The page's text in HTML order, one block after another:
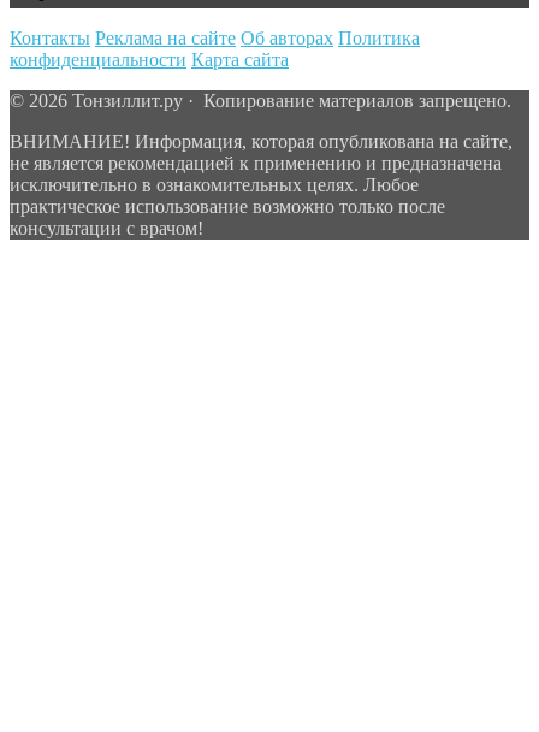
Контакты Реклама на сайте Об авторах Политика
конфиденциальности Карта сайта
© 2026 Тонзиллит.ру · Копирование материалов запрещено.
ВНИМАНИЕ! Информация, которая опубликована на сайте,
не является рекомендацией к применению и предназначена
исключительно в ознакомительных целях. Любое
практическое использование возможно только после
консультации с врачом!